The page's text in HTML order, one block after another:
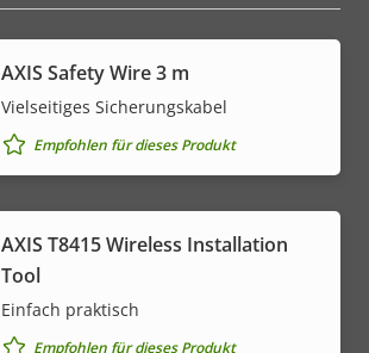
AXIS Safety Wire 3 m
Vielseitiges Sicherungskabel
Empfohlen für dieses Produkt
AXIS T8415 Wireless Installation
Tool
Einfach praktisch
Empfohlen für dieses Produkt